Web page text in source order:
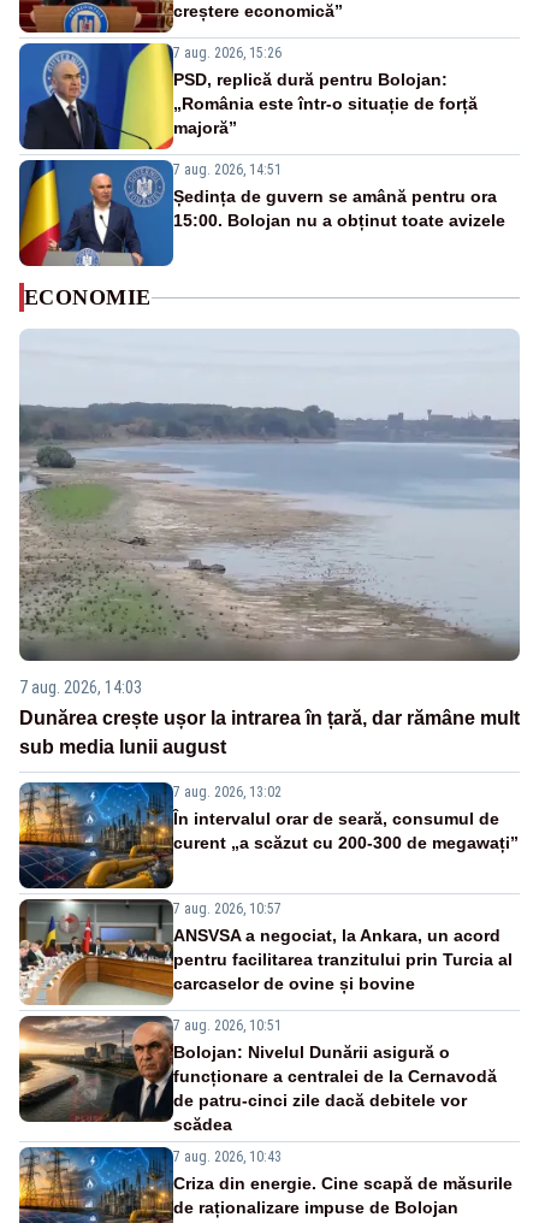
creștere economică”
7 aug. 2026, 15:26
PSD, replică dură pentru Bolojan:
„România este într-o situație de forță
majoră”
7 aug. 2026, 14:51
Ședința de guvern se amână pentru ora
15:00. Bolojan nu a obținut toate avizele
ECONOMIE
7 aug. 2026, 14:03
Dunărea crește ușor la intrarea în țară, dar rămâne mult
sub media lunii august
7 aug. 2026, 13:02
În intervalul orar de seară, consumul de
curent „a scăzut cu 200-300 de megawați”
7 aug. 2026, 10:57
ANSVSA a negociat, la Ankara, un acord
pentru facilitarea tranzitului prin Turcia al
carcaselor de ovine și bovine
7 aug. 2026, 10:51
Bolojan: Nivelul Dunării asigură o
funcționare a centralei de la Cernavodă
de patru-cinci zile dacă debitele vor
scădea
7 aug. 2026, 10:43
Criza din energie. Cine scapă de măsurile
de raționalizare impuse de Bolojan